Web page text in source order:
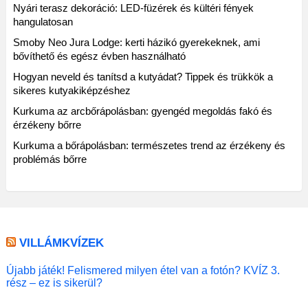
Nyári terasz dekoráció: LED-füzérek és kültéri fények
hangulatosan
Smoby Neo Jura Lodge: kerti házikó gyerekeknek, ami
bővíthető és egész évben használható
Hogyan neveld és tanítsd a kutyádat? Tippek és trükkök a
sikeres kutyakiképzéshez
Kurkuma az arcbőrápolásban: gyengéd megoldás fakó és
érzékeny bőrre
Kurkuma a bőrápolásban: természetes trend az érzékeny és
problémás bőrre
VILLÁMKVÍZEK
Újabb játék! Felismered milyen étel van a fotón? KVÍZ 3.
rész – ez is sikerül?